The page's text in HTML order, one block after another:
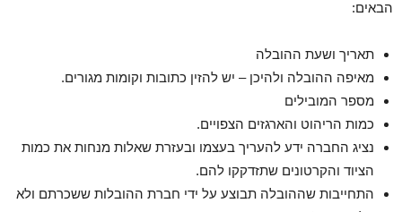
הבאים:
תאריך ושעת ההובלה
מאיפה ההובלה ולהיכן – יש להזין כתובות וקומות מגורים.
מספר המובילים
כמות הריהוט והארגזים הצפויים.
נציג החברה ידע להעריך בעצמו ובעזרת שאלות מנחות את כמות
הציוד והקרטונים שתזדקקו להם.
התחייבות שההובלה תבוצע על ידי חברת ההובלות ששכרתם ולא